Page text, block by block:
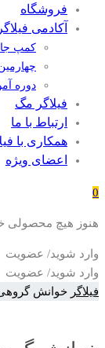
فروشگاه
آکادمی فیلاگر
کمپ
دوره
فیلاگر مگ
ارتباط با ما
همکاری با
اعضای ویژه
0
هنوز هیچ محصولی
وارد شوید/ عضویت
وارد شوید/ عضویت
فیلاگر خوانش گروهی